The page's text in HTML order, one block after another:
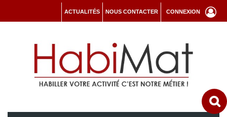
CONNEXION
NOUS CONTACTER
ACTUALITÉS